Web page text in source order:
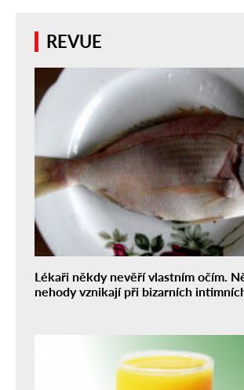
REVUE
Lékaři někdy nevěří vlastním očím.
nehody vznikají při bizarních